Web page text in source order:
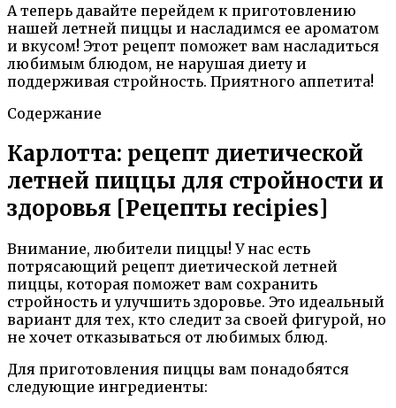
А теперь давайте перейдем к приготовлению
нашей летней пиццы и насладимся ее ароматом
и вкусом! Этот рецепт поможет вам насладиться
любимым блюдом, не нарушая диету и
поддерживая стройность. Приятного аппетита!
Содержание
Карлотта: рецепт диетической
летней пиццы для стройности и
здоровья [Рецепты recipies]
Внимание, любители пиццы! У нас есть
потрясающий рецепт диетической летней
пиццы, которая поможет вам сохранить
стройность и улучшить здоровье. Это идеальный
вариант для тех, кто следит за своей фигурой, но
не хочет отказываться от любимых блюд.
Для приготовления пиццы вам понадобятся
следующие ингредиенты: